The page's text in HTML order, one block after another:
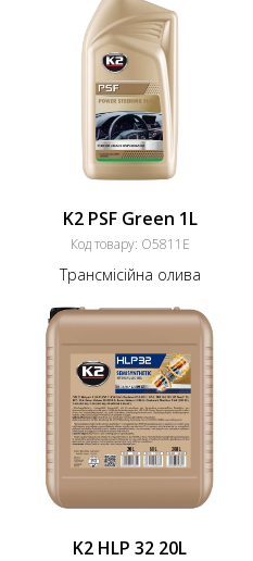
K2 PSF Green 1L
Код товару: O5811E
Трансмісійна олива
K2 HLP 32 20L